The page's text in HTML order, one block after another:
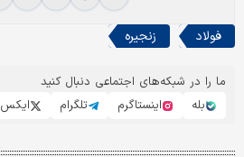
فولاد زنجیره
ما را در شبکه‌های اجتماعی دنبال کنید
بله
اینستاگرم تلگرام ایکس